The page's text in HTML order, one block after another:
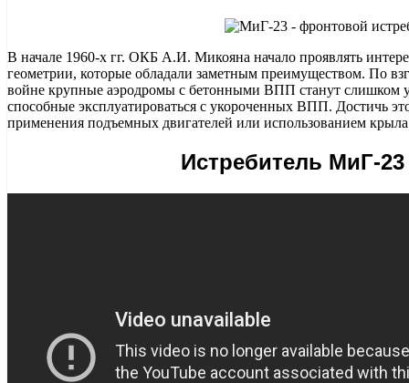
В начале 1960-х гг. ОКБ А.И. Микояна начало проявлять
геометрии, которые обладали заметным преимуществом. По
войне крупные аэродромы с бетонными ВПП станут слишком
способные эксплуатироваться с укороченных ВПП. Достичь
применения подъемных двигателей или использованием
Истребитель МиГ-